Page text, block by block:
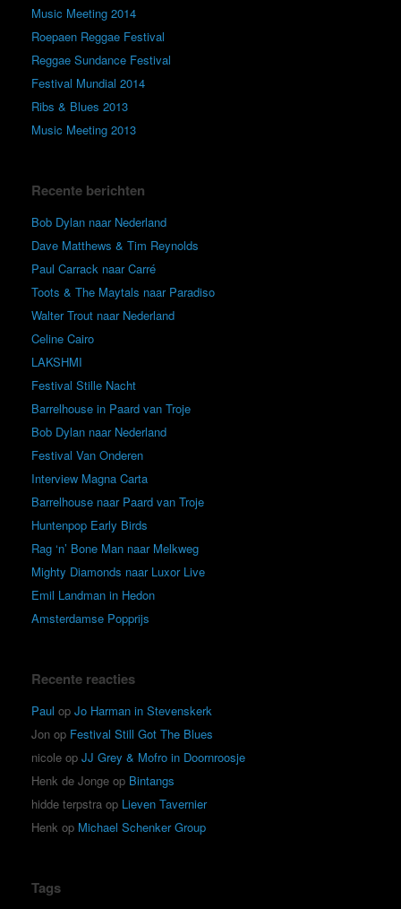
Music Meeting 2014
Roepaen Reggae Festival
Reggae Sundance Festival
Festival Mundial 2014
Ribs & Blues 2013
Music Meeting 2013
Recente berichten
Bob Dylan naar Nederland
Dave Matthews & Tim Reynolds
Paul Carrack naar Carré
Toots & The Maytals naar Paradiso
Walter Trout naar Nederland
Celine Cairo
LAKSHMI
Festival Stille Nacht
Barrelhouse in Paard van Troje
Bob Dylan naar Nederland
Festival Van Onderen
Interview Magna Carta
Barrelhouse naar Paard van Troje
Huntenpop Early Birds
Rag ‘n’ Bone Man naar Melkweg
Mighty Diamonds naar Luxor Live
Emil Landman in Hedon
Amsterdamse Popprijs
Recente reacties
Paul op Jo Harman in Stevenskerk
Jon op Festival Still Got The Blues
nicole op JJ Grey & Mofro in Doornroosje
Henk de Jonge op Bintangs
hidde terpstra op Lieven Tavernier
Henk op Michael Schenker Group
Tags